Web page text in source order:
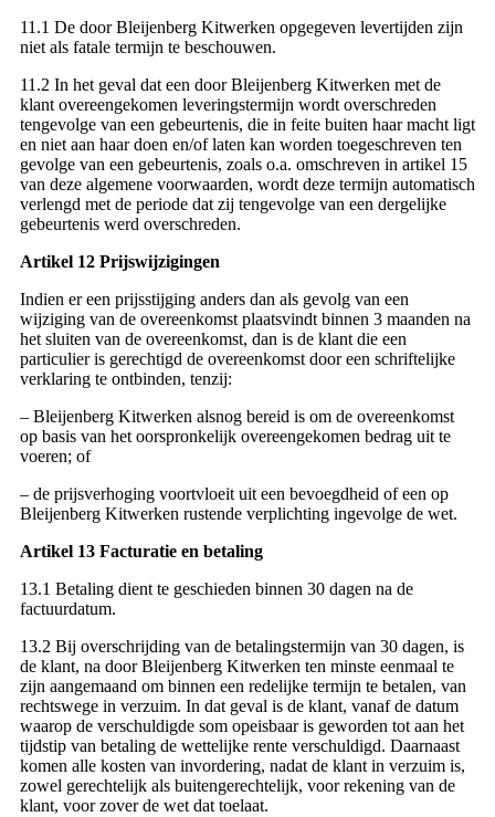
11.1 De door Bleijenberg Kitwerken opgegeven levertijden zijn
niet als fatale termijn te beschouwen.
11.2 In het geval dat een door Bleijenberg Kitwerken met de
klant overeengekomen leveringstermijn wordt overschreden
tengevolge van een gebeurtenis, die in feite buiten haar macht ligt
en niet aan haar doen en/of laten kan worden toegeschreven ten
gevolge van een gebeurtenis, zoals o.a. omschreven in artikel 15
van deze algemene voorwaarden, wordt deze termijn automatisch
verlengd met de periode dat zij tengevolge van een dergelijke
gebeurtenis werd overschreden.
Artikel 12 Prijswijzigingen
Indien er een prijsstijging anders dan als gevolg van een
wijziging van de overeenkomst plaatsvindt binnen 3 maanden na
het sluiten van de overeenkomst, dan is de klant die een
particulier is gerechtigd de overeenkomst door een schriftelijke
verklaring te ontbinden, tenzij:
– Bleijenberg Kitwerken alsnog bereid is om de overeenkomst
op basis van het oorspronkelijk overeengekomen bedrag uit te
voeren; of
– de prijsverhoging voortvloeit uit een bevoegdheid of een op
Bleijenberg Kitwerken rustende verplichting ingevolge de wet.
Artikel 13 Facturatie en betaling
13.1 Betaling dient te geschieden binnen 30 dagen na de
factuurdatum.
13.2 Bij overschrijding van de betalingstermijn van 30 dagen, is
de klant, na door Bleijenberg Kitwerken ten minste eenmaal te
zijn aangemaand om binnen een redelijke termijn te betalen, van
rechtswege in verzuim. In dat geval is de klant, vanaf de datum
waarop de verschuldigde som opeisbaar is geworden tot aan het
tijdstip van betaling de wettelijke rente verschuldigd. Daarnaast
komen alle kosten van invordering, nadat de klant in verzuim is,
zowel gerechtelijk als buitengerechtelijk, voor rekening van de
klant, voor zover de wet dat toelaat.